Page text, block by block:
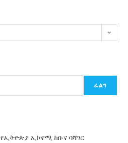
ፈልግ
የኢትዮጵያ ኢኮኖሚ ከቡና ባሻገር